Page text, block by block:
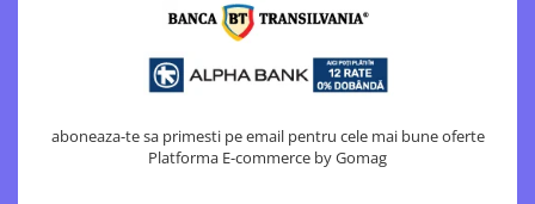
aboneaza-te sa primesti pe email pentru cele mai bune oferte
Platforma E-commerce by Gomag